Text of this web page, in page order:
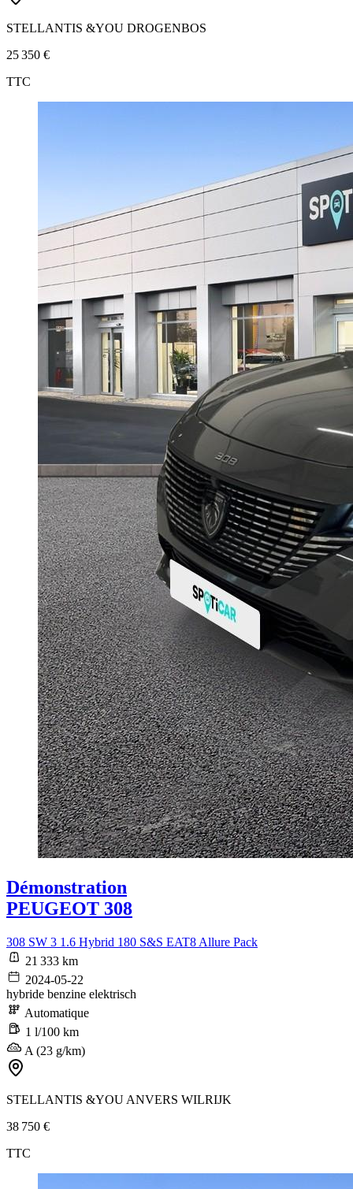
STELLANTIS &YOU DROGENBOS
25 350 €
TTC
Démonstration
PEUGEOT 308
308 SW 3 1.6 Hybrid 180 S&S EAT8 Allure Pack
21 333 km
2024-05-22
hybride benzine elektrisch
Automatique
1 l/100 km
A (23 g/km)
STELLANTIS &YOU ANVERS WILRIJK
38 750 €
TTC